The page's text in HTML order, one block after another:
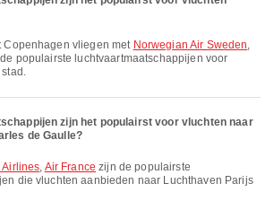
Copenhagen vliegen met Norwegian Air Sweden,
populairste luchtvaartmaatschappijen voor
zijn het populairst voor vluchten naar
de Gaulle?
Airlines, Air France zijn de populairste
die vluchten aanbieden naar Luchthaven Parijs